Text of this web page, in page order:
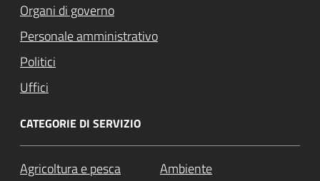
Organi di governo
Personale amministrativo
Politici
Uffici
CATEGORIE DI SERVIZIO
Agricoltura e pesca Ambiente